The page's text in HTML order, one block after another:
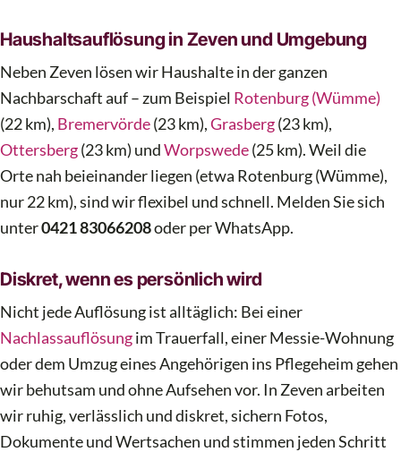
Haushaltsauflösung in Zeven und Umgebung
Neben Zeven lösen wir Haushalte in der ganzen
Nachbarschaft auf – zum Beispiel Rotenburg (Wümme)
(22 km), Bremervörde(23 km),Grasberg(23 km),
Ottersberg(23 km) undWorpswede(25 km). Weil die
Orte nah beieinander liegen (etwa Rotenburg (Wümme),
nur 22 km), sind wir flexibel und schnell. Melden Sie sich
unter0421 83066208oder per WhatsApp.
Diskret, wenn es persönlich wird
Nicht jede Auflösung ist alltäglich: Bei einer
Nachlassauflösungim Trauerfall, einer Messie-Wohnung
oder dem Umzug eines Angehörigen ins Pflegeheim gehen
wir behutsam und ohne Aufsehen vor. In Zeven arbeiten
wir ruhig, verlässlich und diskret, sichern Fotos,
Dokumente und Wertsachen und stimmen jeden Schritt